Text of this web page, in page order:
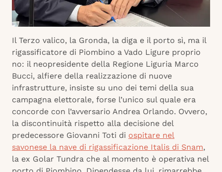
Il Terzo valico, la Gronda, la diga e il porto sì, ma il
rigassificatore di Piombino a Vado Ligure proprio
no: il neopresidente della Regione Liguria Marco
Bucci, alfiere della realizzazione di nuove
infrastrutture, insiste su uno dei temi della sua
campagna elettorale, forse l’unico sul quale era
concorde con l’avversario Andrea Orlando. Ovvero,
la discontinuità rispetto alla decisione del
predecessore Giovanni Toti di ospitare nel
savonese la nave di rigassificazione Italis di Snam,
la ex Golar Tundra che al momento è operativa nel